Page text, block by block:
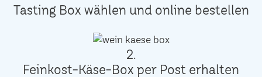
Tasting Box wählen und online bestellen
2.
Feinkost-Käse-Box per Post erhalten